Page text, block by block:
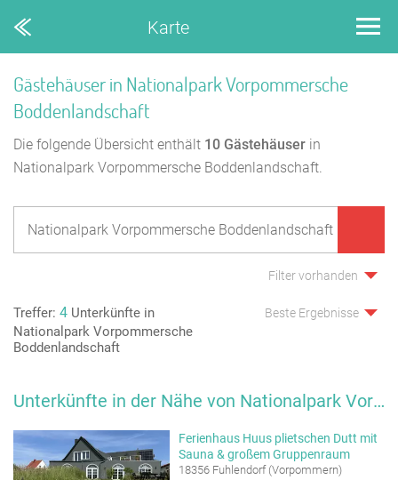
Karte
Gästehäuser in Nationalpark Vorpommersche
Boddenlandschaft
Die folgende Übersicht enthält 10 Gästehäuser in
Nationalpark Vorpommersche Boddenlandschaft.
Filter vorhanden
Treffer: 4 Unterkünfte in
Nationalpark Vorpommersche
Boddenlandschaft
Beste Ergebnisse
Unterkünfte in der Nähe von Nationalpark Vorpommersche Boddenlandschaft
Ferienhaus Huus plietschen Dutt mit
Sauna & großem Gruppenraum
18356 Fuhlendorf (Vorpommern)